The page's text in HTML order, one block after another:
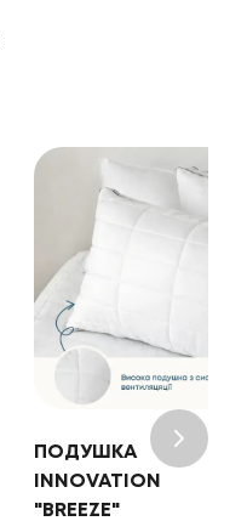
ПОДУШКА
INNOVATION
"BREEZE"